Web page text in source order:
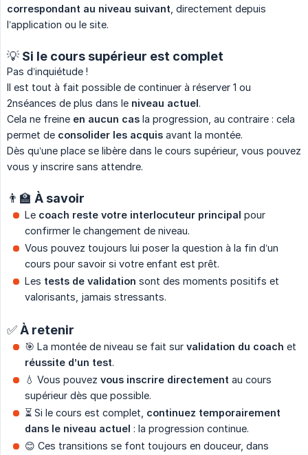
correspondant au niveau suivant , directement depuis
l’application ou le site.
💡 Si le cours supérieur est complet
Pas d’inquiétude !
Il est tout à fait possible de continuer à réserver 1 ou
2nséances de plus dans le niveau actuel.
Cela ne freine en aucun cas la progression, au contraire : cela
permet de consolider les acquis avant la montée.
Dès qu’une place se libère dans le cours supérieur, vous pouvez
vous y inscrire sans attendre.
👨‍🏫 À savoir
Le coach reste votre interlocuteur principal pour
confirmer le changement de niveau.
Vous pouvez toujours lui poser la question à la fin d’un
cours pour savoir si votre enfant est prêt.
Les tests de validation sont des moments positifs et
valorisants, jamais stressants.
✅ À retenir
🎯 La montée de niveau se fait sur validation du coach et
réussite d’un test.
💧 Vous pouvez vous inscrire directement au cours
supérieur dès que possible.
⏳ Si le cours est complet, continuez temporairement
dans le niveau actuel : la progression continue.
😊 Ces transitions se font toujours en douceur, dans